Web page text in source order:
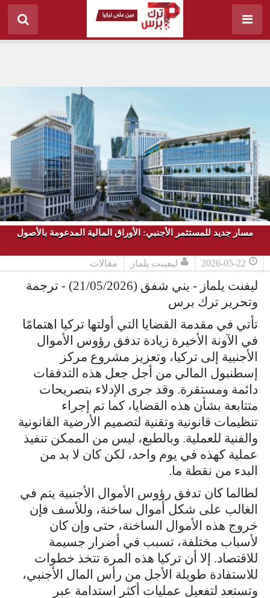
مسار جديد للمستثمر الأجنبي: الأوراق المالية المدعومة بالأصول
2026-05-22 ليفينت يلماز مقالات
ليفنت يلماز - يني شفق (21/05/2026) - ترجمة
وتحرير ترك برس
تأتي في مقدمة القضايا التي أولتها تركيا اهتمامًا
في الآونة الأخيرة زيادة تدفق رؤوس الأموال
الأجنبية إلى تركيا، وتعزيز مشروع مركز
إسطنبول المالي من أجل جعل هذه التدفقات
دائمة ومستقرة. وقد جرى الإدلاء بتصريحات
متتابعة بشأن هذه القضايا، كما تم إجراء
تنظيمات قانونية وتقنية لتصميم الأرضية القانونية
والفنية للعملية. وبالطبع، ليس من الممكن تنفيذ
عملية كهذه في يوم واحد، لكن كان لا بد من
البدء من نقطة ما.
لطالما كان تدفق رؤوس الأموال الأجنبية يتم في
الغالب على شكل أموال ساخنة، وللأسف فإن
خروج هذه الأموال الساخنة، حتى وإن كان
لأسباب مختلفة، تسبب في أضرار جسيمة
للاقتصاد. إلا أن تركيا هذه المرة تتخذ خطوات
للاستفادة طويلة الأجل من رأس المال الأجنبي،
وتستعد لتفعيل عمليات أكثر استدامة عبر